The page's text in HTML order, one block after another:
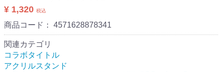
¥ 1,320 税込
商品コード： 4571628878341
関連カテゴリ
コラボタイトル
アクリルスタンド